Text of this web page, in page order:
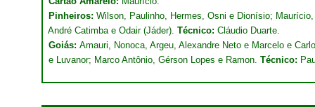
Pinheiros: Wilson, Paulinho, Hermes, Osni e Dionísio;
André Catimba e Odair (Jáder). Técnico: Cláudio Duarte.
Goiás: Amauri, Nonoca, Argeu, Alexandre Neto e Marcelo e
e Luvanor; Marco Antônio, Gérson Lopes e Ramon. Técnico: